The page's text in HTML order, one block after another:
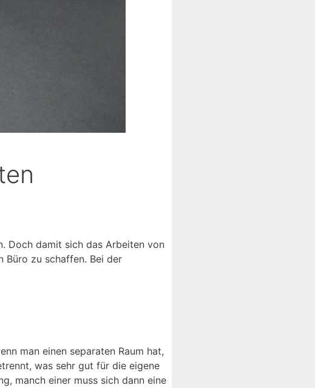
Doch damit sich das Arbeiten von
Büro zu schaffen. Bei der
man einen separaten Raum hat,
was sehr gut für die eigene
manch einer muss sich dann eine